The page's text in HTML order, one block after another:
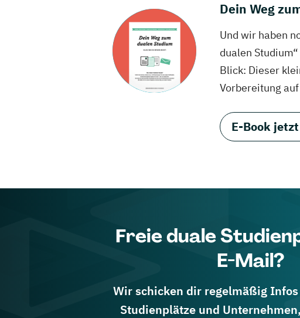
Dein Weg
Und wir haben
dualen
Blick: Dieser
Vorbereitung
E-Book
Freie duale
E-Mail?
Wir schicken dir regelmäßig
Studienplätze und